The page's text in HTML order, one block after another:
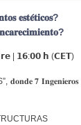
𝐞𝐬𝐭𝐞́𝐭𝐢𝐜𝐨𝐬?
| 𝟭𝟲:𝟬𝟬 𝗵 (𝗖𝗘𝗧)
𝟕 𝐈𝐧𝐠𝐞𝐧𝐢𝐞𝐫𝐨𝐬